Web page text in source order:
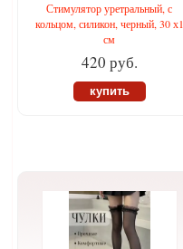
Стимулятор уретральный, с
кольцом, силикон, черный, 30 х1
см
420 руб.
купить